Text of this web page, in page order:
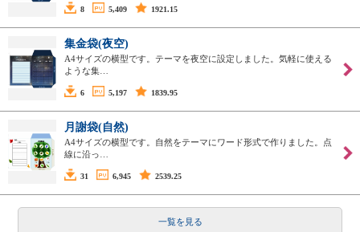
8 5,409 1921.15
集金袋(夜空)
A4サイズの横型です。テーマを夜空に設定しました。気軽に使える
ような集…
6 5,197 1839.95
月謝袋(自然)
A4サイズの横型です。自然をテーマにワード形式で作りました。点
線に沿っ…
31 6,945 2539.25
一覧を見る